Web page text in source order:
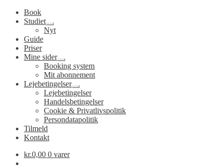
Book
Studiet
Udfold
undermenu
Nyt
Guide
Priser
Mine sider
Udfold
undermenu
Booking system
Mit abonnement
Lejebetingelser
Udfold
undermenu
Lejebetingelser
Handelsbetingelser
Cookie & Privatlivspolitik
Persondatapolitik
Tilmeld
Kontakt
kr.0,00 0 varer